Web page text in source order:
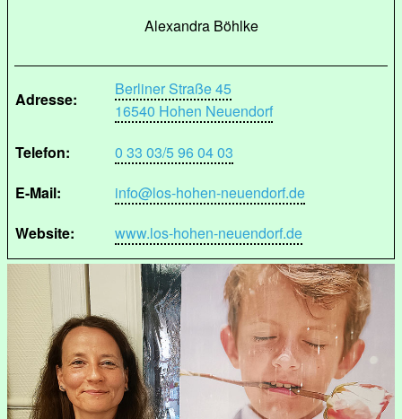
Alexandra Böhlke
Adresse:
Berliner Straße 45
16540 Hohen Neuendorf
Telefon:
0 33 03/5 96 04 03
E-Mail:
info@los-hohen-neuendorf.de
Website:
www.los-hohen-neuendorf.de